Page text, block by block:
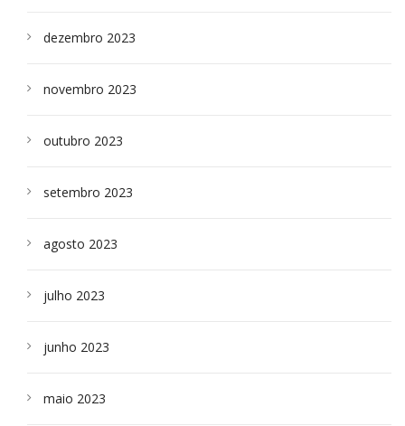
dezembro 2023
novembro 2023
outubro 2023
setembro 2023
agosto 2023
julho 2023
junho 2023
maio 2023